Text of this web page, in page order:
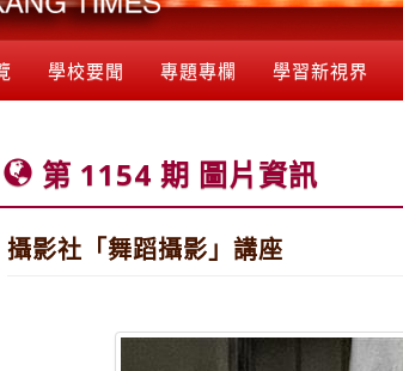
學校要聞 專題專欄 學習新視界
第 1154 期 圖片資訊
攝影社「舞蹈攝影」講座